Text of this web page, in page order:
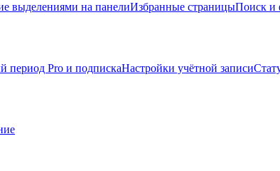
выделениями на панелиИзбранные страницыПоиск и
период Pro и подпискаНастройки учётной записи